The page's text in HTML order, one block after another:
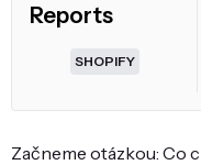
Reports
SHOPIFY
Začneme otázkou: Co